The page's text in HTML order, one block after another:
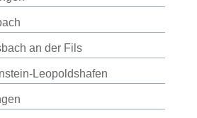
an der Fils
Leopoldshafen